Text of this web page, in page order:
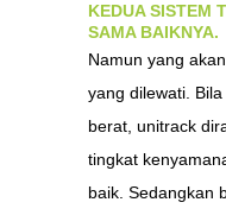
KEDUA SISTEM
SAMA BAIKNYA.
Namun yang
yang dilewati.
berat, unitrack
tingkat
baik. Sedangkan